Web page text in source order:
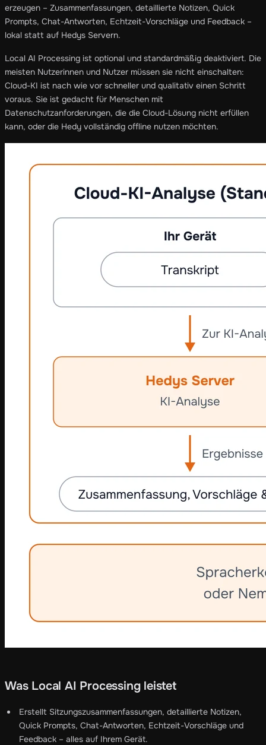
erzeugen – Zusammenfassungen, detaillierte Notizen, Quick
Prompts, Chat-Antworten, Echtzeit-Vorschläge und Feedback –
lokal statt auf Hedys Servern.
Local AI Processing ist optional und standardmäßig deaktiviert. Die
meisten Nutzerinnen und Nutzer müssen sie nicht einschalten:
Cloud-KI ist nach wie vor schneller und qualitativ einen Schritt
voraus. Sie ist gedacht für Menschen mit
Datenschutzanforderungen, die die Cloud-Lösung nicht erfüllen
kann, oder die Hedy vollständig offline nutzen möchten.
Was Local AI Processing leistet
Erstellt Sitzungszusammenfassungen, detaillierte Notizen,
Quick Prompts, Chat-Antworten, Echtzeit-Vorschläge und
Feedback – alles auf Ihrem Gerät.